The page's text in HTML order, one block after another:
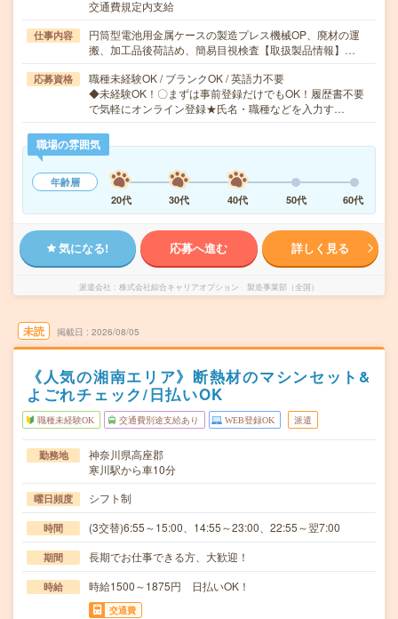
交通費規定内支給
仕事内容
円筒型電池用金属ケースの製造プレス機械OP、廃材の運
搬、加工品後荷詰め、簡易目視検査【取扱製品情報】…
応募資格
職種未経験OK / ブランクOK / 英語力不要
◆未経験OK！〇まずは事前登録だけでもOK！履歴書不要
で気軽にオンライン登録★氏名・職種などを入力す…
職場の雰囲気
年齢層
20代
30代 40代 50代 60代
気になる! 応募へ進む 詳しく見る
派遣会社 株式会社綜合キャリアオプション 製造事業部（全国）
未読 掲載日 2026/08/05
《人気の湘南エリア》断熱材のマシンセット&
よごれチェック/日払いOK
職種未経験OK 交通費別途支給あり WEB登録OK 派遣
勤務地
神奈川県高座郡
寒川駅から車10分
曜日頻度 シフト制
時間 (3交替)6:55～15:00、14:55～23:00、22:55～翌7:00
期間 長期でお仕事できる方、大歓迎！
時給 時給1500～1875円 日払いOK！
交通費